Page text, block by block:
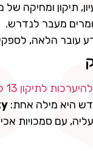
תיקון ומחיקה
מעבר לנדרש.
עובר הלאה,
13 לחוק הגנת הפרטיות
היא מילה אחת:
עם סמכויות